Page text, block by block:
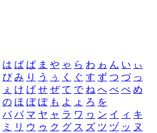
は ば ぱ ま や ゃ ら わ ゎ ん い ぃ
ぴ み り う ぅ く ぐ す ず つ づ っ
ぇ け げ せ ぜ て で ね へ べ ぺ め
の ほ ぼ ぽ も よ ょ ろ を
バ パ マ ヤ ャ ラ ワ ヮ ン イ ィ キ
ミ リ ウ ゥ ク グ ス ズ ツ ヅ ッ ヌ